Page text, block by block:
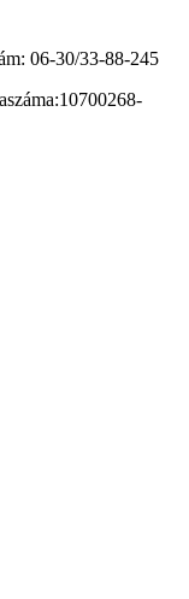
06-30/33-88-245